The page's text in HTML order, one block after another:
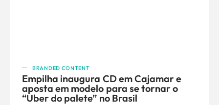
BRANDED CONTENT
Empilha inaugura CD em Cajamar e
aposta em modelo para se tornar o
“Uber do palete” no Brasil